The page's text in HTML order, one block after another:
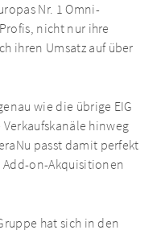
Nr. 1 Omni-
nicht nur ihre
ihren Umsatz auf über
wie die übrige EIG
hinweg
passt damit perfekt
on-Akquisitionen
hat sich in den